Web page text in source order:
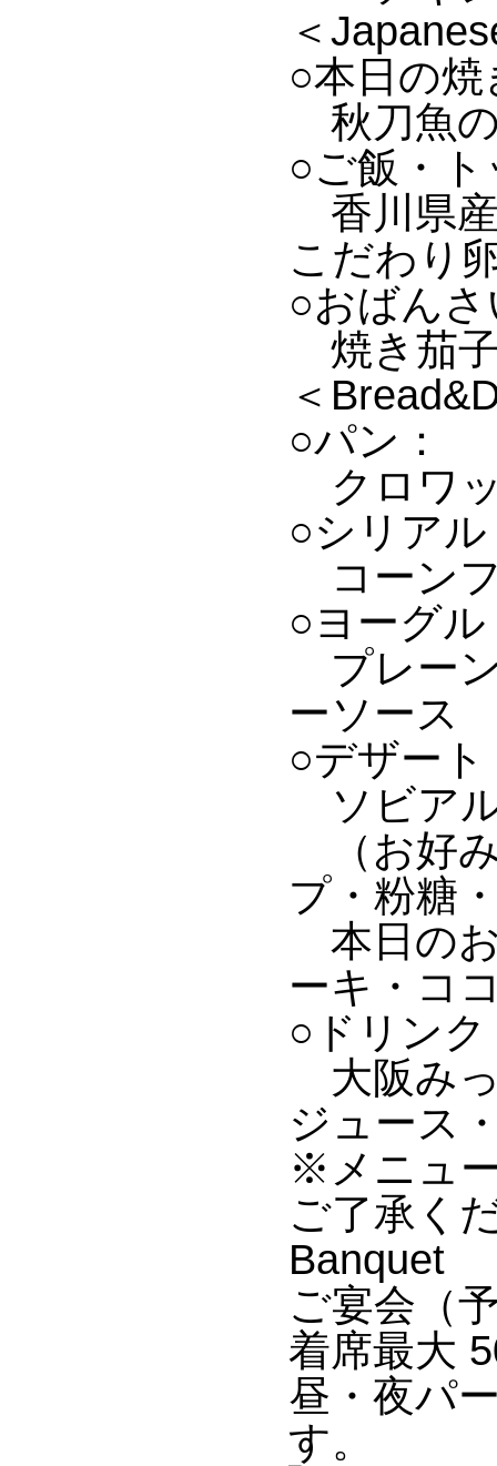
＜
○本日の焼
秋刀魚
○ご飯・
香川県
こだわり
○おばん
焼き茄
＜
○パン：
クロワ
○シリアル
コーン
○ヨーグル
プレー
ーソース
○デザート
ソビア
（お好
プ・粉糖
本日の
ーキ・コ
○ドリンク
大阪み
ジュース
※メニュ
ご了承く
Banquet
ご宴会（
着席最大
昼・夜パ
す。